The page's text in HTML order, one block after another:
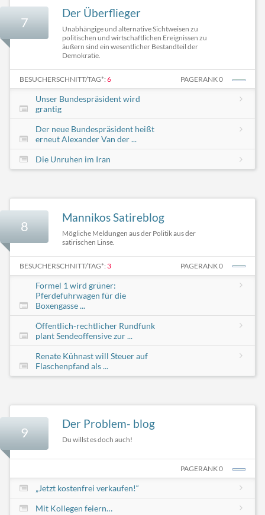
7
Der Überflieger
Unabhängige und alternative Sichtweisen zu
politischen und wirtschaftlichen Ereignissen zu
äußern sind ein wesentlicher Bestandteil der
Demokratie.
BESUCHERSCHNITT/TAG*: 6 PAGERANK 0
Unser Bundespräsident wird
grantig
Der neue Bundespräsident heißt
erneut Alexander Van der ...
Die Unruhen im Iran
8
Mannikos Satireblog
Mögliche Meldungen aus der Politik aus der
satirischen Linse.
BESUCHERSCHNITT/TAG*: 3 PAGERANK 0
Formel 1 wird grüner:
Pferdefuhrwagen für die
Boxengasse ...
Öffentlich-rechtlicher Rundfunk
plant Sendeoffensive zur ...
Renate Kühnast will Steuer auf
Flaschenpfand als ...
9
Der Problem- blog
Du willst es doch auch!
PAGERANK 0
„Jetzt kostenfrei verkaufen!“
Mit Kollegen feiern…